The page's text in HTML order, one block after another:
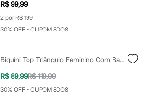
R$ 99,99
2 por R$ 199
30% OFF - CUPOM 8DO8
Biquíni Top Triângulo Feminino Com Babados Texturizado Azul
R$ 89,99R$ 119,99
30% OFF - CUPOM 8DO8